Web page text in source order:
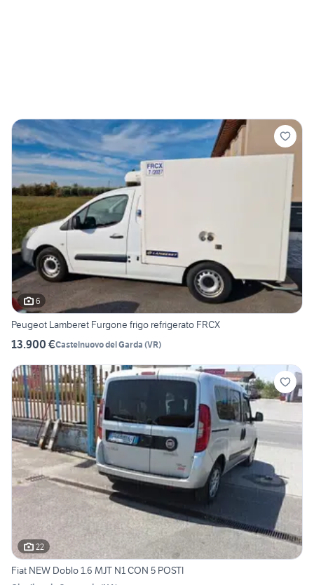
6
Peugeot Lamberet Furgone frigo refrigerato FRCX
13.900 €Castelnuovo del Garda (VR)
22
Fiat NEW Doblo 1.6 MJT N1 CON 5 POSTI